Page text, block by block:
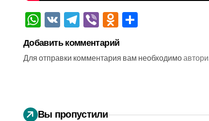
WhatsApp
VK Telegram
ViberOdnoklassniki
Добавить комментарий
Для отправки комментария вам необходимо
Вы пропустили